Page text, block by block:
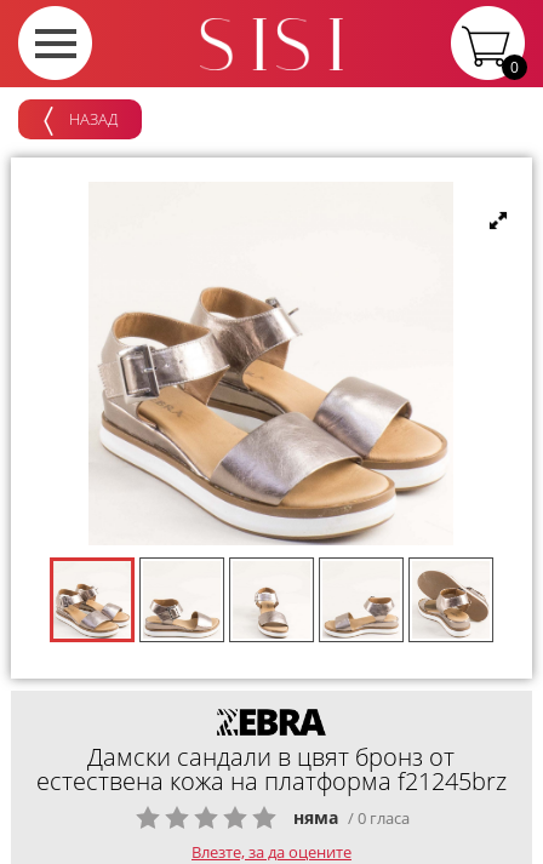
0
НАЗАД
Дамски сандали в цвят бронз от
естествена кожа на платформа f21245brz
няма / 0 гласа
Влезте, за да оцените